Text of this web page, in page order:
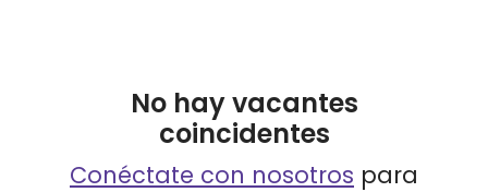
No hay vacantes
coincidentes
Conéctate con nosotros para